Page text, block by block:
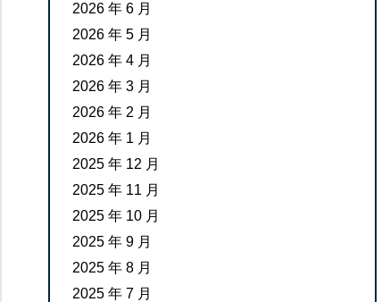
2026 年 6 月
2026 年 5 月
2026 年 4 月
2026 年 3 月
2026 年 2 月
2026 年 1 月
2025 年 12 月
2025 年 11 月
2025 年 10 月
2025 年 9 月
2025 年 8 月
2025 年 7 月